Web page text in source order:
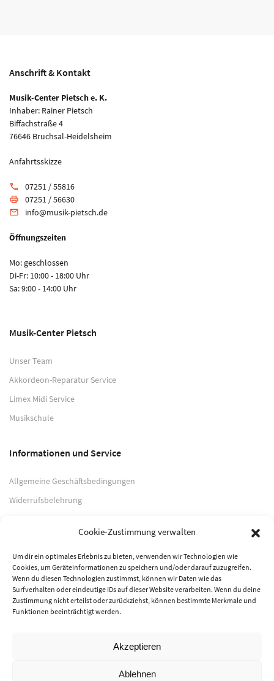
Cookie-Zustimmung verwalten
Um dir ein optimales Erlebnis zu bieten, verwenden wir Technologien wie
Cookies, um Geräteinformationen zu speichern und/oder darauf zuzugreifen.
Wenn du diesen Technologien zustimmst, können wir Daten wie das
Surfverhalten oder eindeutige IDs auf dieser Website verarbeiten. Wenn du deine
Zustimmung nicht erteilst oder zurückziehst, können bestimmte Merkmale und
Funktionen beeinträchtigt werden.
Akzeptieren
Ablehnen
Anschrift & Kontakt
Musik-Center Pietsch e. K.
Inhaber: Rainer Pietsch
Biffachstraße 4
76646 Bruchsal-Heidelsheim
Anfahrtsskizze
phone 07251 / 55816
print 07251 / 56630
email info@musik-pietsch.de
Öffnungszeiten
Mo: geschlossen
Di-Fr: 10:00 - 18:00 Uhr
Sa: 9:00 - 14:00 Uhr
Musik-Center Pietsch
Unser Team
Akkordeon-Reparatur Service
Limex Midi Service
Musikschule
Informationen und Service
Allgemeine Geschäftsbedingungen
Widerrufsbelehrung
Datenschutzerklärung
Zahlungsarten
PayPal